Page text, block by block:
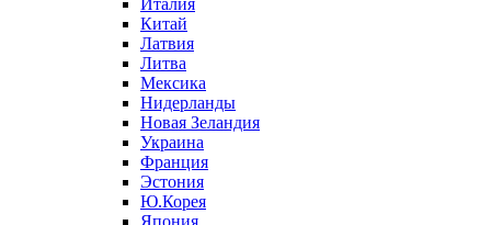
Китай
Латвия
Литва
Мексика
Нидерланды
Новая Зеландия
Украина
Франция
Эстония
Ю.Корея
Япония